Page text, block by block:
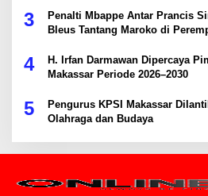
3
Penalti Mbappe Antar Prancis
Bleus Tantang Maroko di
4
H. Irfan Darmawan Dipercaya
Makassar Periode 2026–2030
5
Pengurus KPSI Makassar
Olahraga dan Budaya